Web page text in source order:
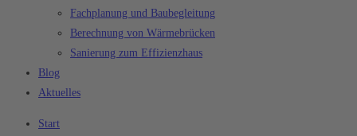
Fachplanung und Baubegleitung
Berechnung von Wärmebrücken
Sanierung zum Effizienzhaus
Blog
Aktuelles
Start